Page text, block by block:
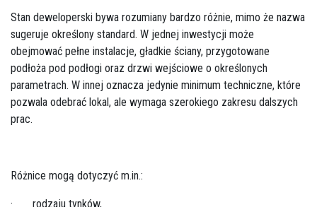
Stan deweloperski bywa rozumiany bardzo różnie, mimo że nazwa
sugeruje określony standard. W jednej inwestycji może
obejmować pełne instalacje, gładkie ściany, przygotowane
podłoża pod podłogi oraz drzwi wejściowe o określonych
parametrach. W innej oznacza jedynie minimum techniczne, które
pozwala odebrać lokal, ale wymaga szerokiego zakresu dalszych
prac.
Różnice mogą dotyczyć m.in.:
· rodzaju tynków,